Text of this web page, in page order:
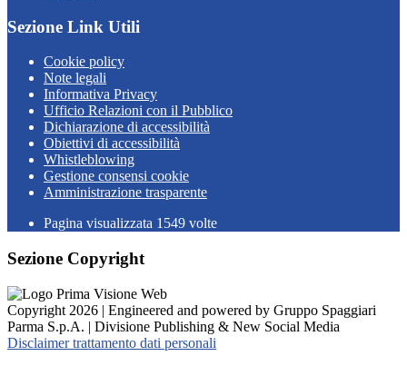
Sezione Link Utili
Cookie policy
Note legali
Informativa Privacy
Ufficio Relazioni con il Pubblico
Dichiarazione di accessibilità
Obiettivi di accessibilità
Whistleblowing
Gestione consensi cookie
Amministrazione trasparente
Pagina visualizzata 1549 volte
Sezione Copyright
Copyright 2026 | Engineered and powered by Gruppo Spaggiari
Parma S.p.A. | Divisione Publishing & New Social Media
Disclaimer trattamento dati personali